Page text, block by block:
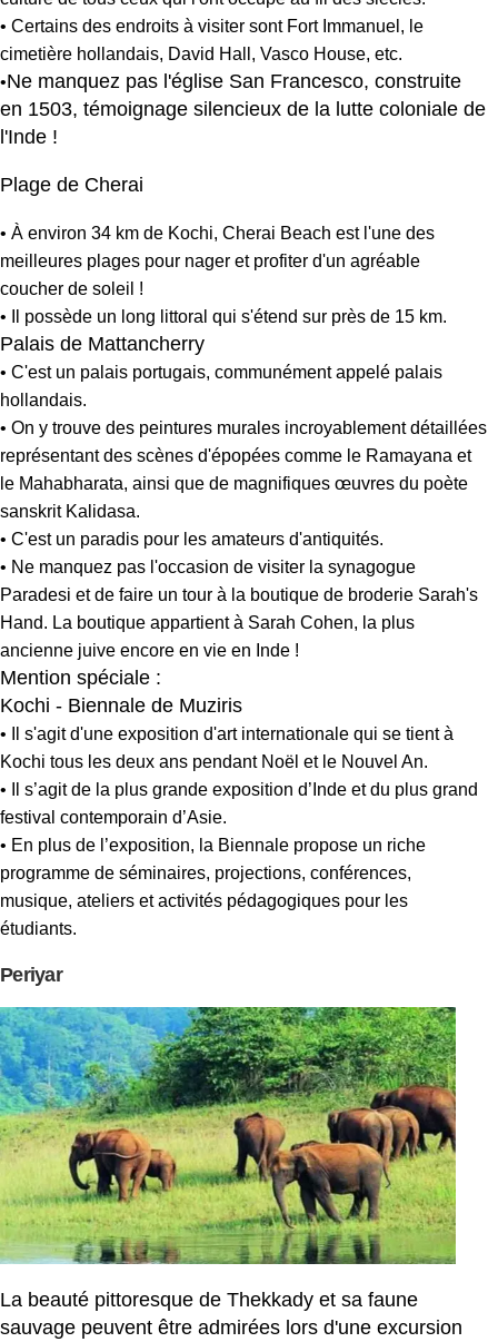
• Certains des endroits à visiter sont Fort Immanuel, le
cimetière hollandais, David Hall, Vasco House, etc.
•Ne manquez pas l'église San Francesco, construite
en 1503, témoignage silencieux de la lutte coloniale de
l'Inde !
Plage de Cherai
• À environ 34 km de Kochi, Cherai Beach est l'une des
meilleures plages pour nager et profiter d'un agréable
coucher de soleil !
• Il possède un long littoral qui s'étend sur près de 15 km.
Palais de Mattancherry
• C'est un palais portugais, communément appelé palais
hollandais.
• On y trouve des peintures murales incroyablement détaillées
représentant des scènes d'épopées comme le Ramayana et
le Mahabharata, ainsi que de magnifiques œuvres du poète
sanskrit Kalidasa.
• C'est un paradis pour les amateurs d'antiquités.
• Ne manquez pas l'occasion de visiter la synagogue
Paradesi et de faire un tour à la boutique de broderie Sarah's
Hand. La boutique appartient à Sarah Cohen, la plus
ancienne juive encore en vie en Inde !
Mention spéciale :
Kochi - Biennale de Muziris
• Il s'agit d'une exposition d'art internationale qui se tient à
Kochi tous les deux ans pendant Noël et le Nouvel An.
• Il s’agit de la plus grande exposition d’Inde et du plus grand
festival contemporain d’Asie.
• En plus de l’exposition, la Biennale propose un riche
programme de séminaires, projections, conférences,
musique, ateliers et activités pédagogiques pour les
étudiants.
Periyar
La beauté pittoresque de Thekkady et sa faune
sauvage peuvent être admirées lors d'une excursion